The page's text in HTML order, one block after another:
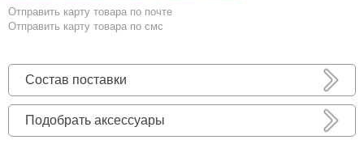
Отправить карту товара по почте
Отправить карту товара по смс
Состав поставки
Подобрать аксессуары